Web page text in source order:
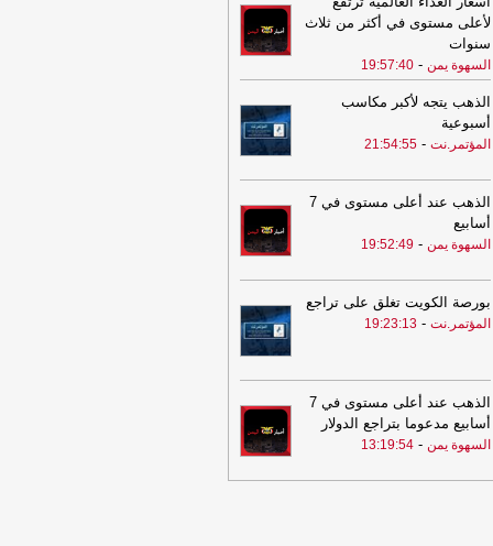
السهوة يمن
17:44
مليشيا الحوثي الإرهابية تقصف
الهاون قرى سكنية في الضالع
17:44
Clashes Resume on Taiz
Fronts as Army Shells Houthi
17:44
مليشيا الحوثي الإرهابية تقصف
الهاون قرى سكنية في الضالع
يمن
المؤتمر.نت
17:20
مبعوث الأمم المتحدة: هجمات
على مأرب وحضرموت تصعيد
17:20
مبعوث الأمم المتحدة: هجمات
على مأرب وحضرموت تصعيد
وأدعو إلى ضبط النفس
مأرب برس
16:48
73384 شهيداً في غزة منذ 7
لأعلى مستوى في أكثر من ثلاث
سنوات
السهوة يمن -
19:57:40
الذهب يتجه لأكبر مكاسب
أسبوعية
المؤتمر.نت -
21:54:55
الذهب عند أعلى مستوى في 7
أسابيع
السهوة يمن -
19:52:49
بورصة الكويت تغلق على تراجع
المؤتمر.نت -
19:23:13
الذهب عند أعلى مستوى في 7
أسابيع مدعوما بتراجع الدولار
السهوة يمن -
13:19:54